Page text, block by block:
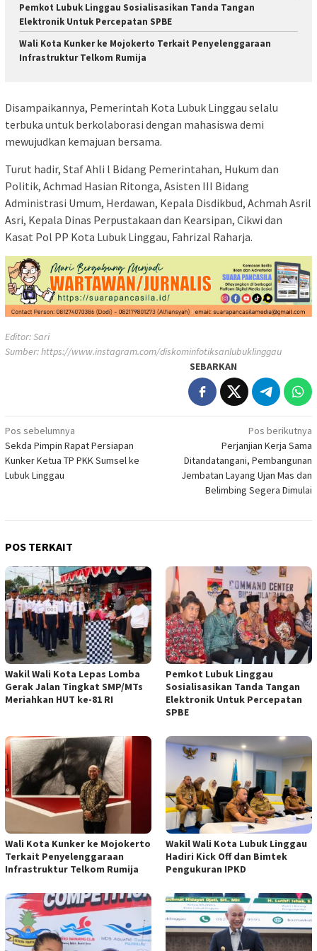
Pemkot Lubuk Linggau Sosialisasikan Tanda Tangan
Elektronik Untuk Percepatan SPBE
Wali Kota Kunker ke Mojokerto Terkait Penyelenggaraan
Infrastruktur Telkom Rumija
Disampaikannya, Pemerintah Kota Lubuk Linggau selalu
terbuka untuk berkolaborasi dengan mahasiswa demi
mewujudkan kemajuan bersama.
Turut hadir, Staf Ahli l Bidang Pemerintahan, Hukum dan
Politik, Achmad Hasian Ritonga, Asisten III Bidang
Administrasi Umum, Herdawan, Kepala Disdikbud, Achmah Asril
Asri, Kepala Dinas Perpustakaan dan Kearsipan, Cikwi dan
Kasat Pol PP Kota Lubuk Linggau, Fahrizal Raharja.
Editor: Sari
Sumber:https://www.instagram.com/diskominfotiksanlubuklinggau
SEBARKAN
Navigasi
pos
Pos sebelumnya
Sekda Pimpin Rapat Persiapan
Kunker Ketua TP PKK Sumsel ke
Lubuk Linggau
Pos berikutnya
Perjanjian Kerja Sama
Ditandatangani, Pembangunan
Jembatan Layang Ujan Mas dan
Belimbing Segera Dimulai
POS TERKAIT
Wakil Wali Kota Lepas Lomba
Gerak Jalan Tingkat SMP/MTs
Meriahkan HUT ke-81 RI
Pemkot Lubuk Linggau
Sosialisasikan Tanda Tangan
Elektronik Untuk Percepatan
SPBE
Wali Kota Kunker ke Mojokerto
Terkait Penyelenggaraan
Infrastruktur Telkom Rumija
Wakil Wali Kota Lubuk Linggau
Hadiri Kick Off dan Bimtek
Pengukuran IPKD